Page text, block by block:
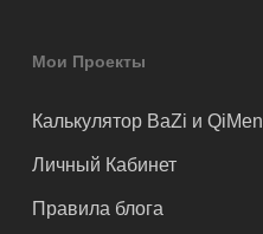
Мои Проекты
Калькулятор BaZi и QiMen
Личный Кабинет
Правила блога